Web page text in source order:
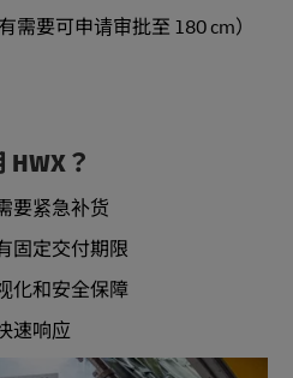
需要可申请审批至 180 cm）
？
要紧急补货
固定交付期限
化和安全保障
速响应